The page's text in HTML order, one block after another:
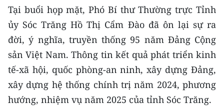
54 DÂN TỘC VIỆT NAM
CHƯƠNG TRÌNH OCOP - MỖI XÃ
MỘT SẢN PHẨM
RADIO
Tại buổi họp mặt, Phó Bí thư Thường trực Tỉnh
ủy Sóc Trăng Hồ Thị Cẩm Đào đã ôn lại sự ra
đời, ý nghĩa, truyền thống 95 năm Đảng Cộng
sản Việt Nam. Thông tin kết quả phát triển kinh
tế-xã hội, quốc phòng-an ninh, xây dựng Đảng,
xây dựng hệ thống chính trị năm 2024, phương
hướng, nhiệm vụ năm 2025 của tỉnh Sóc Trăng.